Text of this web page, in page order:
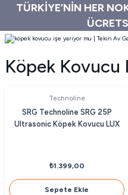
TÜRKİYE’NİN HER
Köpek Kovucu
Technoline
SRG Technoline SRG 25P
Ultrasonic Köpek Kovucu LUX
₺1.399,00
Sepete Ekle